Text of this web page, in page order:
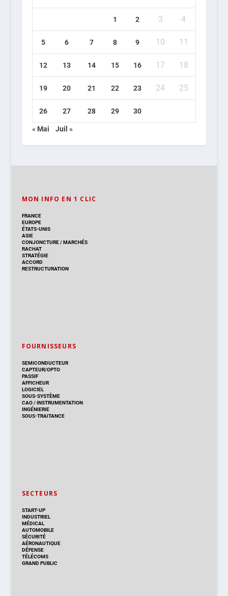
1 2 3 4
5 6 7 8 9 10 11
12 13 14 15 16 17 18
19 20 21 22 23 24 25
26 27 28 29 30
« Mai Juil »
MON INFO EN 1 CLIC
FRANCE
EUROPE
ÉTATS-UNIS
ASIE
CONJONCTURE/MARCHÉS
RACHAT
STRATÉGIE
ACCORD
RESTRUCTURATION
FOURNISSEURS
SEMICONDUCTEUR
CAPTEUR/OPTO
PASSIF
AFFICHEUR
LOGICIEL
SOUS-SYSTÈME
CAO/INSTRUMENTATION
INGÉNIERIE
SOUS-TRAITANCE
SECTEURS
START-UP
INDUSTRIEL
MÉDICAL
AUTOMOBILE
SÉCURITÉ
AÉRONAUTIQUE
DÉFENSE
TÉLÉCOMS
GRAND PUBLIC